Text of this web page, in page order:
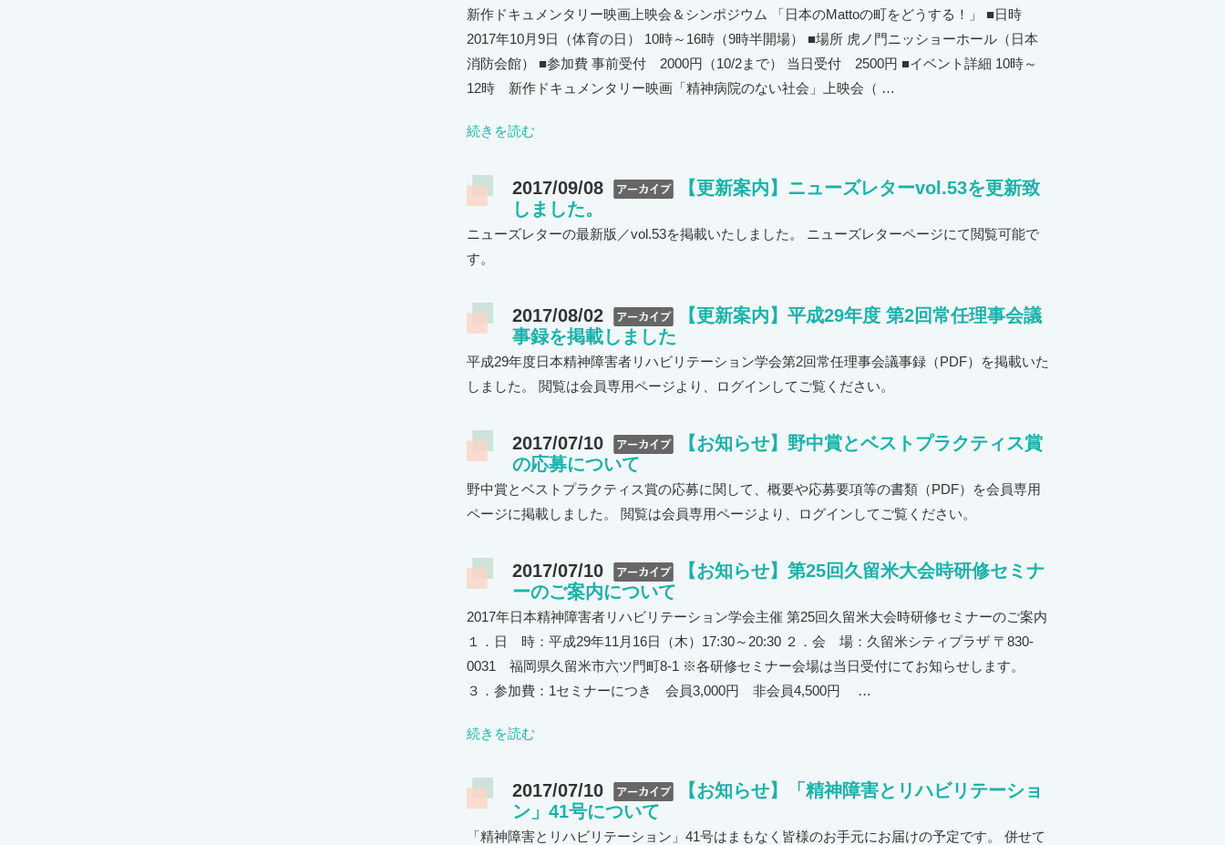
新作ドキュメンタリー映画上映会＆シンポジウム 「日本のMattoの町をどうする！」 ■日時
2017年10月9日（体育の日） 10時～16時（9時半開場） ■場所 虎ノ門ニッショーホール（日本
消防会館） ■参加費 事前受付 2000円（10/2まで） 当日受付 2500円 ■イベント詳細 10時～
12時 新作ドキュメンタリー映画「精神病院のない社会」上映会（ …
続きを読む
2017/09/08
【更新案内】ニューズレターvol.53を更新致
しました。
ニューズレターの最新版／vol.53を掲載いたしました。 ニューズレターページにて閲覧可能で
す。
2017/08/02
【更新案内】平成29年度 第2回常任理事会議
事録を掲載しました
平成29年度日本精神障害者リハビリテーション学会第2回常任理事会議事録（PDF）を掲載いた
しました。 閲覧は会員専用ページより、ログインしてご覧ください。
2017/07/10
【お知らせ】野中賞とベストプラクティス賞
の応募について
野中賞とベストプラクティス賞の応募に関して、概要や応募要項等の書類（PDF）を会員専用
ページに掲載しました。 閲覧は会員専用ページより、ログインしてご覧ください。
2017/07/10
【お知らせ】第25回久留米大会時研修セミナ
ーのご案内について
2017年日本精神障害者リハビリテーション学会主催 第25回久留米大会時研修セミナーのご案内
１．日 時：平成29年11月16日（木）17:30～20:30 ２．会 場：久留米シティプラザ 〒830-
0031 福岡県久留米市六ツ門町8-1 ※各研修セミナー会場は当日受付にてお知らせします。
３．参加費：1セミナーにつき 会員3,000円 非会員4,500円 …
続きを読む
2017/07/10
【お知らせ】「精神障害とリハビリテーショ
ン」41号について
「精神障害とリハビリテーション」41号はまもなく皆様のお手元にお届けの予定です。 併せて